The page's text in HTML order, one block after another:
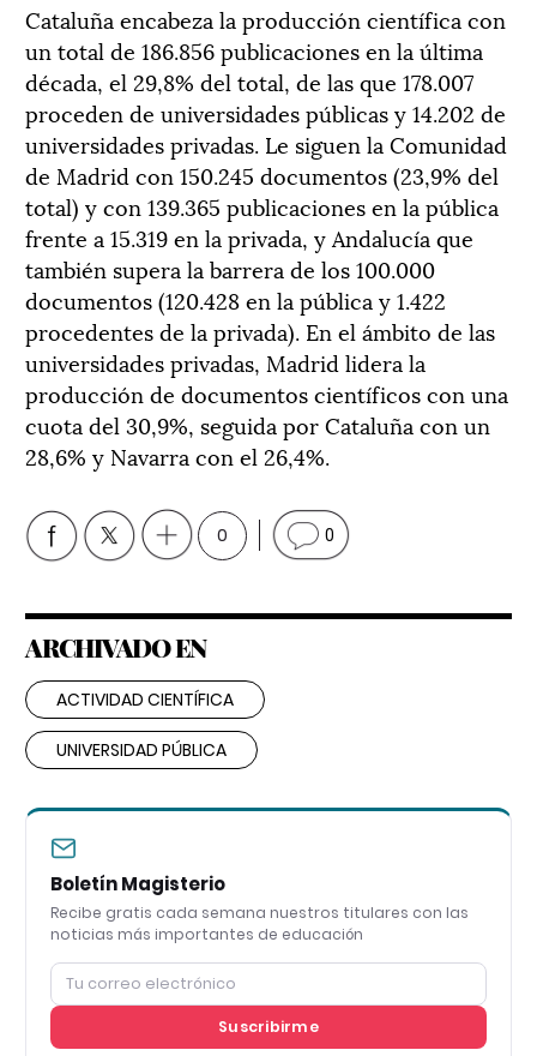
Cataluña encabeza la producción científica con
un total de 186.856 publicaciones en la última
década, el 29,8% del total, de las que 178.007
proceden de universidades públicas y 14.202 de
universidades privadas. Le siguen la Comunidad
de Madrid con 150.245 documentos (23,9% del
total) y con 139.365 publicaciones en la pública
frente a 15.319 en la privada, y Andalucía que
también supera la barrera de los 100.000
documentos (120.428 en la pública y 1.422
procedentes de la privada). En el ámbito de las
universidades privadas, Madrid lidera la
producción de documentos científicos con una
cuota del 30,9%, seguida por Cataluña con un
28,6% y Navarra con el 26,4%.
0 0
ARCHIVADO EN
ACTIVIDAD CIENTÍFICA
UNIVERSIDAD PÚBLICA
Boletín Magisterio
Recibe gratis cada semana nuestros titulares con las
noticias más importantes de educación
Suscribirme